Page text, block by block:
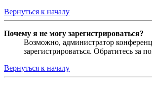
Вернуться к началу
Почему я не могу зарегистрироваться?
Возможно, администратор
зарегистрироваться. Обратитесь
Вернуться к началу